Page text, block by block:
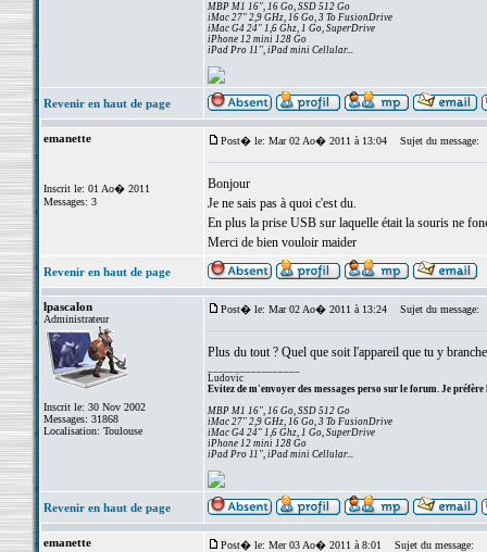
MBP M1 16", 16 Go, SSD 512 Go
iMac 27" 2,9 GHz, 16 Go, 3 To FusionDrive
iMac G4 24" 1,6 Ghz, 1 Go, SuperDrive
iPhone 12 mini 128 Go
iPad Pro 11", iPad mini Cellular...
Revenir en haut de page
emanette
Inscrit le: 01 Ao� 2011
Messages: 3
Post� le: Mar 02 Ao� 2011 à 13:04 Sujet du message:
Bonjour
Je ne sais pas à quoi c'est du.
En plus la prise USB sur laquelle était la souris ne
Merci de bien vouloir maider
Revenir en haut de page
lpascalon
Administrateur
Inscrit le: 30 Nov 2002
Messages: 31868
Localisation: Toulouse
Post� le: Mar 02 Ao� 2011 à 13:24 Sujet du message:
Plus du tout ? Quel que soit l'appareil que tu y
Ludovic
Evitez de m'envoyer des messages perso sur le forum. Je préfère
MBP M1 16", 16 Go, SSD 512 Go
iMac 27" 2,9 GHz, 16 Go, 3 To FusionDrive
iMac G4 24" 1,6 Ghz, 1 Go, SuperDrive
iPhone 12 mini 128 Go
iPad Pro 11", iPad mini Cellular...
Revenir en haut de page
emanette Post� le: Mer 03 Ao� 2011 à 8:01 Sujet du message: